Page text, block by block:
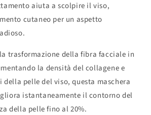
aiuta a scolpire il viso,
cutaneo per un aspetto
trasformazione della fibra facciale in
la densità del collagene e
della pelle del viso, questa maschera
istantaneamente il contorno del
della pelle fino al 20%.